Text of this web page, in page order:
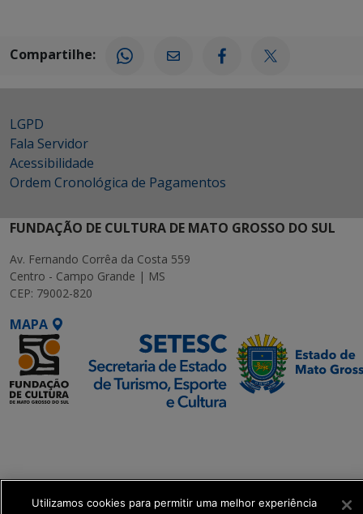
Compartilhe:
LGPD
Fala Servidor
Acessibilidade
Ordem Cronológica de Pagamentos
FUNDAÇÃO DE CULTURA DE MATO GROSSO DO SUL
Av. Fernando Corrêa da Costa 559
Centro - Campo Grande | MS
CEP: 79002-820
MAPA
get_footer();
Utilizamos cookies para permitir uma melhor experiência